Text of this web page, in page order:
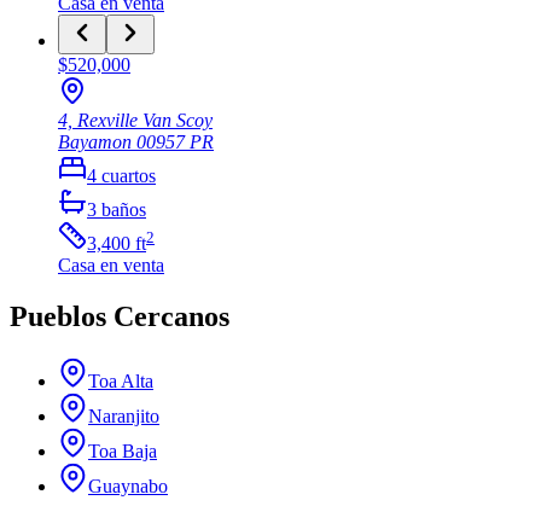
$520,000
4, Rexville Van Scoy
Bayamon 00957PR
4 cuartos
3 baños
3,400 ft2
Casa en venta
Pueblos Cercanos
Toa Alta
Naranjito
Toa Baja
Guaynabo